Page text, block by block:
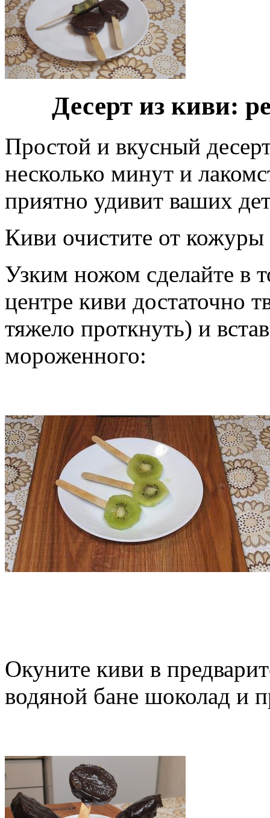
Десерт из киви:
Простой и вкусный
несколько минут и
приятно удивит ваших
Киви очистите от
Узким ножом сделайте в
центре киви достаточно
тяжело проткнуть) и
мороженного:
Окуните киви в
водяной бане шоколад и